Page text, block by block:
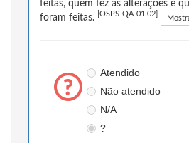
feitas, quem fez as alterações e
foram feitas.
[OSPS-QA-01.02]
Atendido
Não atendido
N/A
?